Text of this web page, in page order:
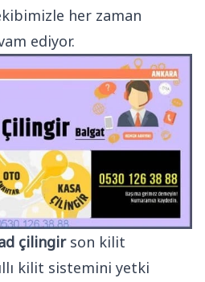
her zaman
ediyor.
çilingirson kilit
kilit sistemini yetki